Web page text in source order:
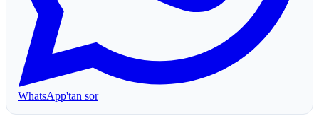
WhatsApp'tan sor